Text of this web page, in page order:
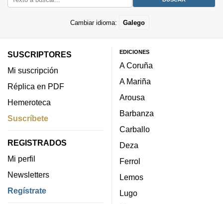
Cambiar idioma: Galego
SUSCRIPTORES
Mi suscripción
Réplica en PDF
Hemeroteca
Suscríbete
REGISTRADOS
Mi perfil
Newsletters
Regístrate
EDICIONES
A Coruña
A Mariña
Arousa
Barbanza
Carballo
Deza
Ferrol
Lemos
Lugo